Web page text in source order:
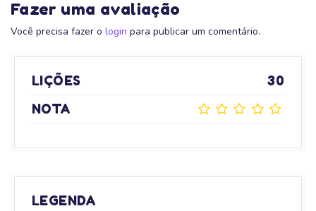
Fazer uma avaliação
Você precisa fazer o login para publicar um comentário.
LIÇÕES
30
NOTA
LEGENDA